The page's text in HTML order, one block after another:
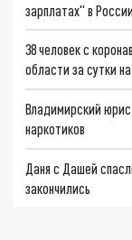
зарплатах" в России
38 человек с
области за сутки
Владимирский
наркотиков
Даня с Дашей
закончились